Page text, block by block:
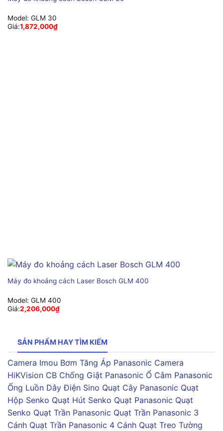
Model: GLM 30
Giá:1,872,000₫
Máy đo khoảng cách Laser Bosch GLM 400
Model: GLM 400
Giá:2,206,000₫
SẢN PHẨM HAY TÌM KIẾM
Camera Imou Bơm Tăng Áp Panasonic Camera
HiKVision CB Chống Giật Panasonic Ổ Cắm Panasonic
Ống Luồn Dây Điện Sino Quạt Cây Panasonic Quạt
Hộp Senko Quạt Hút Senko Quạt Panasonic Quạt
Senko Quạt Trần Panasonic Quạt Trần Panasonic 3
Cánh Quạt Trần Panasonic 4 Cánh Quạt Treo Tường